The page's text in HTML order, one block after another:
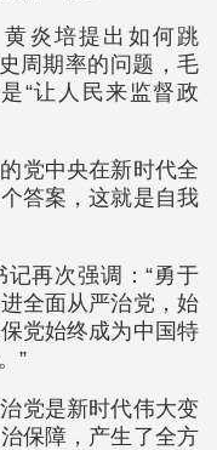
炎培提出如何跳
周期率的问题，毛
“让人民来监督政
党中央在新时代全
答案，这就是自我
再次强调：“勇于
全面从严治党，始
党始终成为中国特
”
党是新时代伟大变
保障，产生了全方